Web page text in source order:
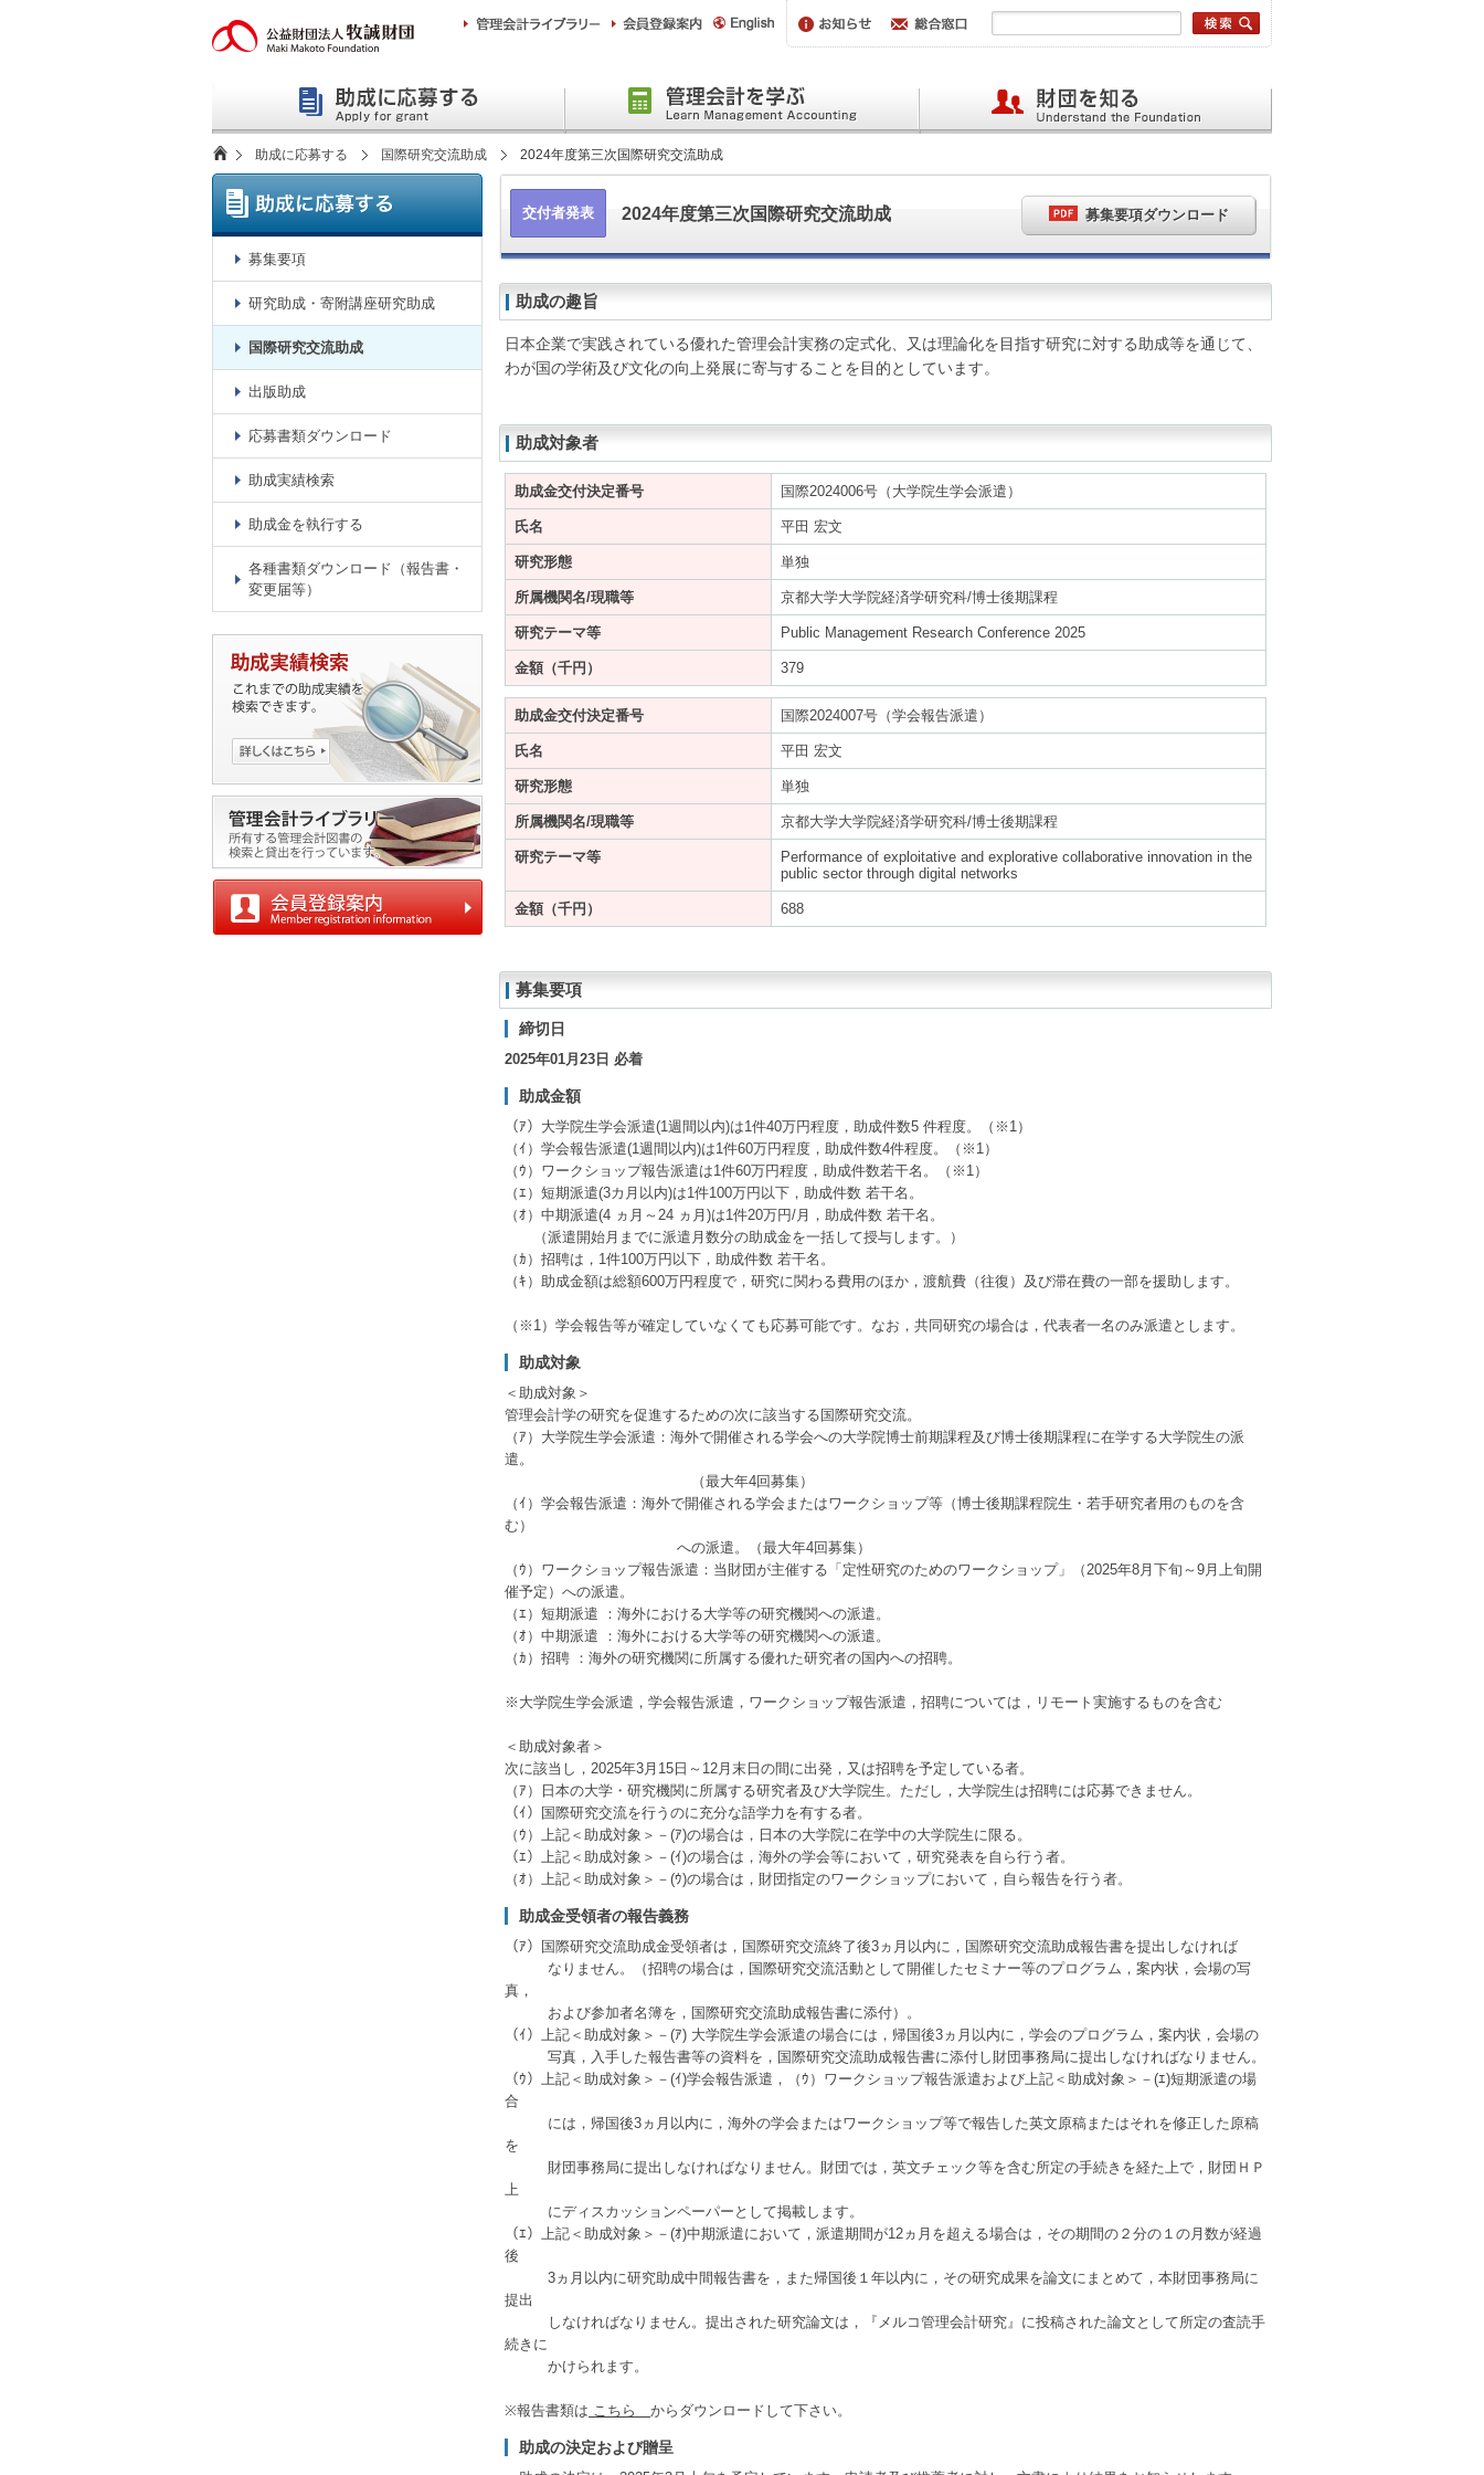
助成に応募する 国際研究交流助成 2024年度第三次国際研究交流助成
交付者発表 2024年度第三次国際研究交流助成 募集要項ダウンロード
助成の趣旨
日本企業で実践されている優れた管理会計実務の定式化、又は理論化を目指す研究に対する助成等を通じて、
わが国の学術及び文化の向上発展に寄与することを目的としています。
助成対象者
助成金交付決定番号 国際2024006号（大学院生学会派遣）
氏名 平田 宏文
研究形態 単独
所属機関名/現職等 京都大学大学院経済学研究科/博士後期課程
研究テーマ等 Public Management Research Conference 2025
金額（千円） 379
助成金交付決定番号 国際2024007号（学会報告派遣）
氏名 平田 宏文
研究形態 単独
所属機関名/現職等 京都大学大学院経済学研究科/博士後期課程
研究テーマ等
Performance of exploitative and explorative collaborative innovation in the
public sector through digital networks
金額（千円） 688
募集要項
締切日
2025年01月23日 必着
助成金額
（ｱ）大学院生学会派遣(1週間以内)は1件40万円程度，助成件数5 件程度。（※1）
（ｲ）学会報告派遣(1週間以内)は1件60万円程度，助成件数4件程度。（※1）
（ｳ）ワークショップ報告派遣は1件60万円程度，助成件数若干名。（※1）
（ｴ）短期派遣(3カ月以内)は1件100万円以下，助成件数 若干名。
（ｵ）中期派遣(4 ヵ月～24 ヵ月)は1件20万円/月，助成件数 若干名。
（派遣開始月までに派遣月数分の助成金を一括して授与します。）
（ｶ）招聘は，1件100万円以下，助成件数 若干名。
（ｷ）助成金額は総額600万円程度で，研究に関わる費用のほか，渡航費（往復）及び滞在費の一部を援助します。
（※1）学会報告等が確定していなくても応募可能です。なお，共同研究の場合は，代表者一名のみ派遣とします。
助成対象
＜助成対象＞
管理会計学の研究を促進するための次に該当する国際研究交流。
（ｱ）大学院生学会派遣：海外で開催される学会への大学院博士前期課程及び博士後期課程に在学する大学院生の派
遣。
（最大年4回募集）
（ｲ）学会報告派遣：海外で開催される学会またはワークショップ等（博士後期課程院生・若手研究者用のものを含
む）
への派遣。（最大年4回募集）
（ｳ）ワークショップ報告派遣：当財団が主催する「定性研究のためのワークショップ」（2025年8月下旬～9月上旬開
催予定）への派遣。
（ｴ）短期派遣 ：海外における大学等の研究機関への派遣。
（ｵ）中期派遣 ：海外における大学等の研究機関への派遣。
（ｶ）招聘 ：海外の研究機関に所属する優れた研究者の国内への招聘。
※大学院生学会派遣，学会報告派遣，ワークショップ報告派遣，招聘については，リモート実施するものを含む
＜助成対象者＞
次に該当し，2025年3月15日～12月末日の間に出発，又は招聘を予定している者。
（ｱ）日本の大学・研究機関に所属する研究者及び大学院生。ただし，大学院生は招聘には応募できません。
（ｲ）国際研究交流を行うのに充分な語学力を有する者。
（ｳ）上記＜助成対象＞－(ｱ)の場合は，日本の大学院に在学中の大学院生に限る。
（ｴ）上記＜助成対象＞－(ｲ)の場合は，海外の学会等において，研究発表を自ら行う者。
（ｵ）上記＜助成対象＞－(ｳ)の場合は，財団指定のワークショップにおいて，自ら報告を行う者。
助成金受領者の報告義務
（ｱ）国際研究交流助成金受領者は，国際研究交流終了後3ヵ月以内に，国際研究交流助成報告書を提出しなければ
なりません。（招聘の場合は，国際研究交流活動として開催したセミナー等のプログラム，案内状，会場の写
真，
および参加者名簿を，国際研究交流助成報告書に添付）。
（ｲ）上記＜助成対象＞－(ｱ) 大学院生学会派遣の場合には，帰国後3ヵ月以内に，学会のプログラム，案内状，会場の
写真，入手した報告書等の資料を，国際研究交流助成報告書に添付し財団事務局に提出しなければなりません。
（ｳ）上記＜助成対象＞－(ｲ)学会報告派遣，（ｳ）ワークショップ報告派遣および上記＜助成対象＞－(ｴ)短期派遣の場
合
には，帰国後3ヵ月以内に，海外の学会またはワークショップ等で報告した英文原稿またはそれを修正した原稿
を
財団事務局に提出しなければなりません。財団では，英文チェック等を含む所定の手続きを経た上で，財団ＨＰ
上
にディスカッションペーパーとして掲載します。
（ｴ）上記＜助成対象＞－(ｵ)中期派遣において，派遣期間が12ヵ月を超える場合は，その期間の２分の１の月数が経過
後
3ヵ月以内に研究助成中間報告書を，また帰国後１年以内に，その研究成果を論文にまとめて，本財団事務局に
提出
しなければなりません。提出された研究論文は，『メルコ管理会計研究』に投稿された論文として所定の査読手
続きに
かけられます。
※報告書類は こちら からダウンロードして下さい。
助成の決定および贈呈
募集要項
研究助成・寄附講座研究助成
国際研究交流助成
出版助成
応募書類ダウンロード
助成実績検索
助成金を執行する
各種書類ダウンロード（報告書・
変更届等）